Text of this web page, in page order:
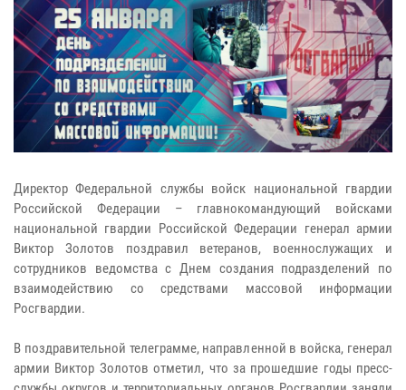
Директор Федеральной службы войск национальной гвардии
Российской Федерации – главнокомандующий войсками
национальной гвардии Российской Федерации генерал армии
Виктор Золотов поздравил ветеранов, военнослужащих и
сотрудников ведомства с Днем создания подразделений по
взаимодействию со средствами массовой информации
Росгвардии.
В поздравительной телеграмме, направленной в войска, генерал
армии Виктор Золотов отметил, что за прошедшие годы пресс-